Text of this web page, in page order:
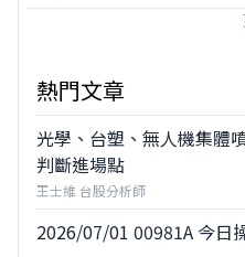
熱門文章
光學、台塑、無人機集體
判斷進場點
王士維 台股分析師
2026/07/01 00981A 今日